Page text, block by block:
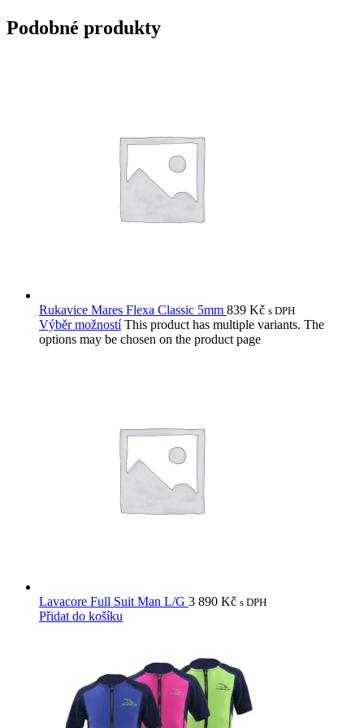
Podobné produkty
Rukavice Mares Flexa Classic 5mm 839 Kč s DPH
Výběr možností This product has multiple variants. The
options may be chosen on the product page
Lavacore Full Suit Man L/G 3 890 Kč s DPH
Přidat do košíku